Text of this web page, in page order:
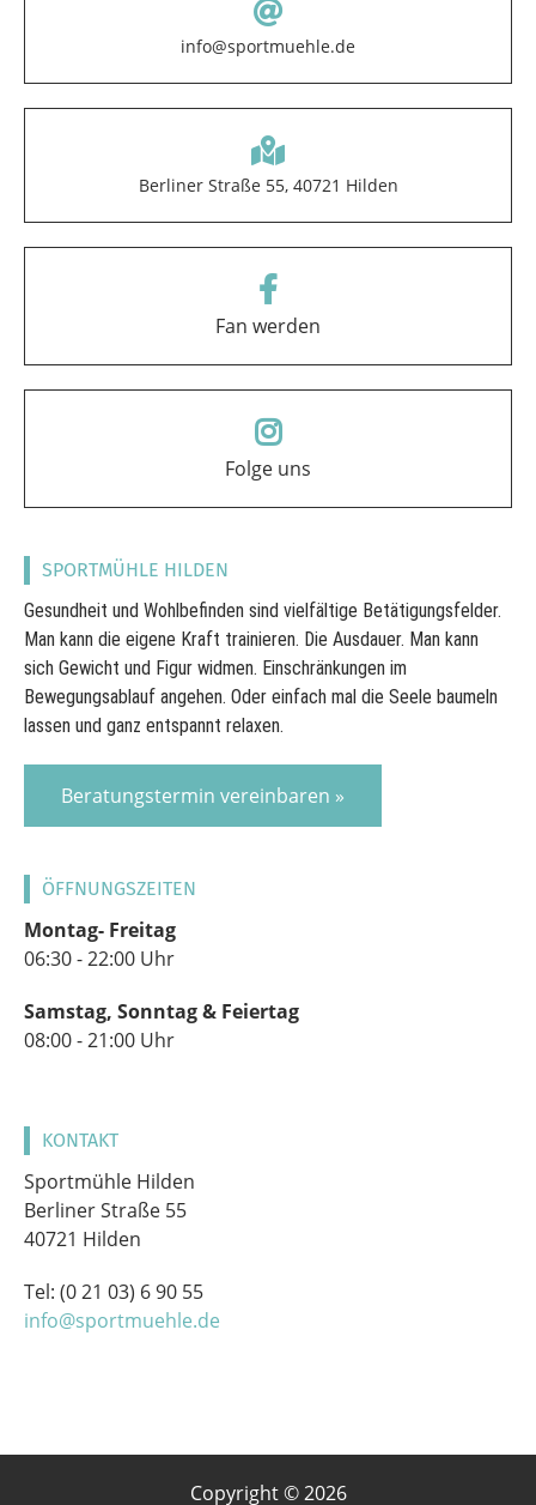
info@sportmuehle.de
Berliner Straße 55, 40721 Hilden
Fan werden
Folge uns
SPORTMÜHLE HILDEN
Gesundheit und Wohlbefinden sind vielfältige Betätigungsfelder.
Man kann die eigene Kraft trainieren. Die Ausdauer. Man kann
sich Gewicht und Figur widmen. Einschränkungen im
Bewegungsablauf angehen. Oder einfach mal die Seele baumeln
lassen und ganz entspannt relaxen.
Beratungstermin vereinbaren »
ÖFFNUNGSZEITEN
Montag- Freitag
06:30 - 22:00 Uhr
Samstag, Sonntag & Feiertag
08:00 - 21:00 Uhr
KONTAKT
Sportmühle Hilden
Berliner Straße 55
40721 Hilden
Tel: (0 21 03) 6 90 55
info@sportmuehle.de
Copyright © 2026